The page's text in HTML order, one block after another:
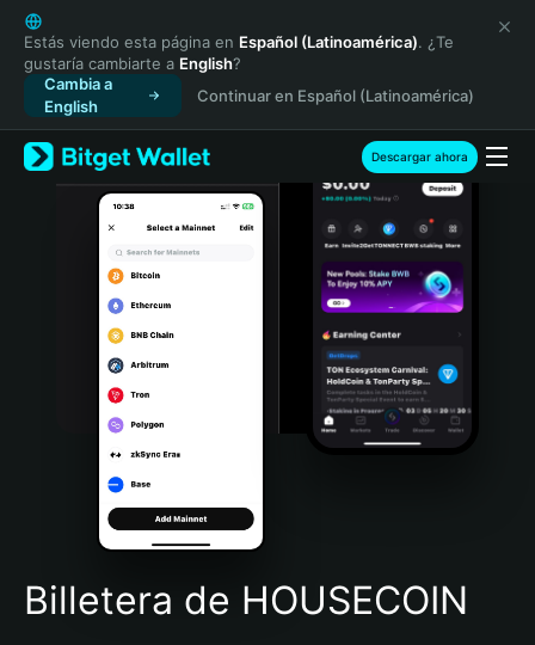
English
日本語
Tiếng Việt
Русский
Español (Latinoamérica)
Türkçe
Italiano
Português (Portugal)
Bahasa Indonesia
Português (Brasil)
Español (Argentina)
Estás viendo esta página en Español (Latinoamérica). ¿Te
gustaría cambiarte a English?
Cambia a
English
Continuar en Español (Latinoamérica)
Descargar ahora
Billetera de HOUSECOIN